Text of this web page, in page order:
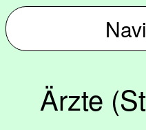
Ärzte